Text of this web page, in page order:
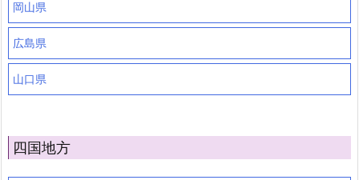
岡山県
広島県
山口県
四国地方